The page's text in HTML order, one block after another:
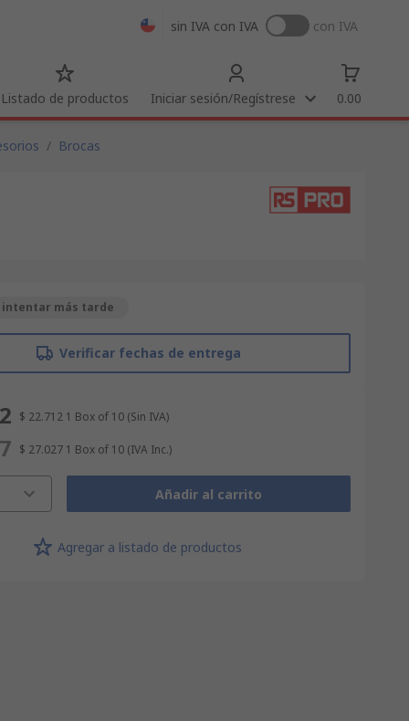
sin IVA con IVA con IVA
Listado de productos Iniciar sesión/Regístrese 0.00
/ Brocas
intentar más tarde
Verificar fechas de entrega
$ 22.712 1 Box of 10 (Sin IVA)
$ 27.027 1 Box of 10 (IVA Inc.)
Añadir al carrito
Agregar a listado de productos